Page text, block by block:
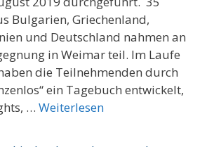
Bulgarien, Griechenland,
und Deutschland nahmen an
in Weimar teil. Im Laufe
die Teilnehmenden durch
ein Tagebuch entwickelt,
… Weiterlesen